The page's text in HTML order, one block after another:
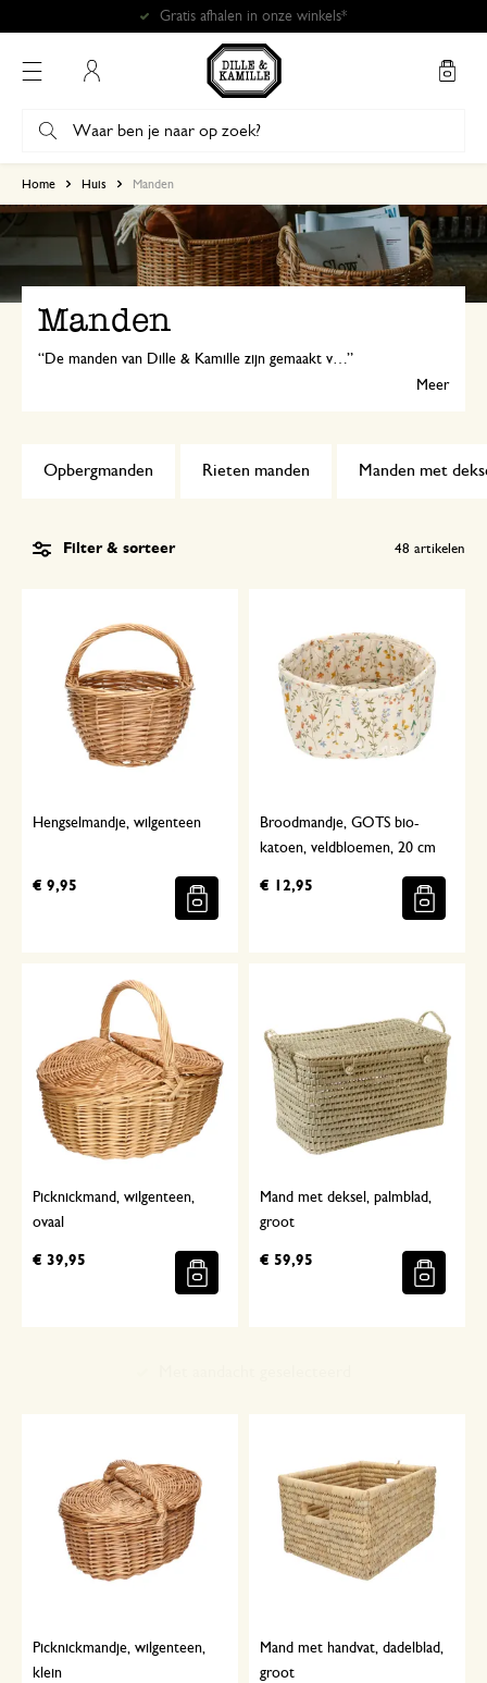
Gratis afhalen in onze winkels*
Home Huis Manden
Manden
De manden van Dille & Kamille zijn gemaakt van natuurlijke materialen als riet, bamboe en zeegras. Ideaal als opbergmand voor speelgoed, handdoeken en kleine spulletjes. Of zet er een mooie plant in!
Meer
Opbergmanden Rieten manden Manden met
Filter & sorteer 48 artikelen
Hengselmandje, wilgenteen
€ 9,95
Broodmandje, GOTS bio-
katoen, veldbloemen, 20 cm
€ 12,95
Picknickmand, wilgenteen,
ovaal
€ 39,95
Mand met deksel, palmblad,
groot
€ 59,95
Picknickmandje, wilgenteen,
klein
Mand met handvat, dadelblad,
groot